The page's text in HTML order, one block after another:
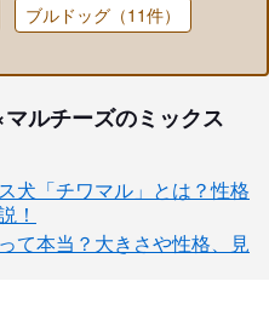
ブルドッグ（11件）
ルチーズのミックス
犬「チワマル」とは？性格
！
て本当？大きさや性格、見